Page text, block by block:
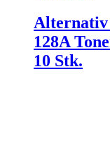
Alternativ
128A
10 Stk.